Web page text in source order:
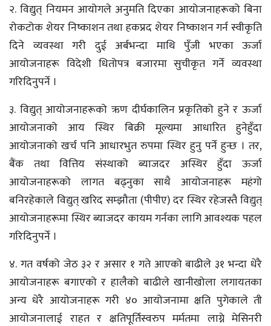
२. विद्युत् नियमन आयोगले अनुमति दिएका आयोजनाहरूको बिना
रोकटोक शेयर निष्काशन तथा हकप्रद शेयर निष्काशन गर्न स्वीकृति
दिने व्यवस्था गरी दुई अर्बभन्दा माथि पुँजी भएका ऊर्जा
आयोजनाहरू विदेशी धितोपत्र बजारमा सुचीकृत गर्ने व्यवस्था
गरिदिनुपर्ने ।
३. विद्युत् आयोजनाहरूको ऋण दीर्घकालिन प्रकृतिको हुने र ऊर्जा
आयोजनाको आय स्थिर बिक्री मूल्यमा आधारित हुनेहुँदा
आयोजनाको खर्च पनि आधारभुत रुपमा स्थिर हुनु पर्ने हुन्छ । तर,
बैंक तथा वित्तिय संस्थाको ब्याजदर अस्थिर हुँदा ऊर्जा
आयोजनाहरूको लागत बढ्नुका साथै आयोजनाहरू महंगो
बनिरहेकाले विद्युत् खरिद सम्झौता (पीपीए) दर स्थिर रहेजस्तै विद्युत्
आयोजनाहरूमा स्थिर ब्याजदर कायम गर्नका लागि आवश्यक पहल
गरिदिनुपर्ने ।
४. गत वर्षको जेठ ३२ र असार १ गते आएको बाढीले ३१ भन्दा धेरै
आयोजनाहरू बगाएको र हालैको बाढीले खानीखोला लगायतका
अन्य धेरै आयोजनाहरू गरी ४० आयोजनामा क्षति पुगेकाले ती
आयोजनालाई राहत र क्षतिपूर्तिस्वरुप मर्मतमा लाग्ने मेसिनरी